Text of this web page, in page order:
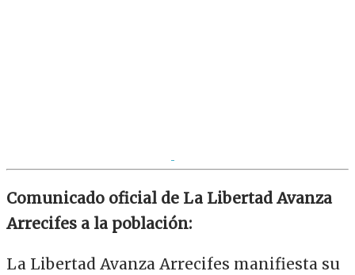
Comunicado oficial de La Libertad Avanza
Arrecifes a la población:
La Libertad Avanza Arrecifes manifiesta su